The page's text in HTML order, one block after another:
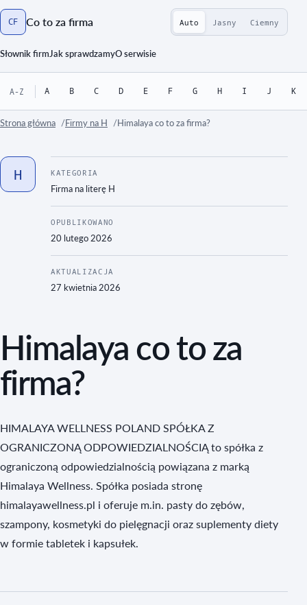
CF Co to za firma
Strona główna
Słownik firmJak sprawdzamyO serwisie
Auto Jasny Ciemny
A-Z A B C D E F G H I J K
Strona główna Firmy na H Himalaya co to za firma?
H KATEGORIA
Firma na literę H
OPUBLIKOWANO
20 lutego 2026
AKTUALIZACJA
27 kwietnia 2026
Himalaya co to za
firma?
HIMALAYA WELLNESS POLAND SPÓŁKA Z
OGRANICZONĄ ODPOWIEDZIALNOŚCIĄ to spółka z
ograniczoną odpowiedzialnością powiązana z marką
Himalaya Wellness. Spółka posiada stronę
himalayawellness.pl i oferuje m.in. pasty do zębów,
szampony, kosmetyki do pielęgnacji oraz suplementy diety
w formie tabletek i kapsułek.